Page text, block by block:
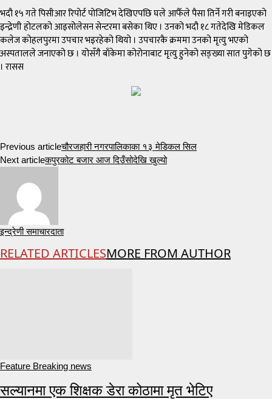
भदौ १५ गते पिसीआर रिपोर्ट पोजिटिभ देखिएपछि घले आफैँले पैसा तिर्ने गरी बनाइएको
इन्द्रेणी होटलको आइसोलेसन सेन्टरमा बसेका थिए । उनको भदौ १८ गतेदेखि मेडिकल
कलेज कोहलपुरमा उपचार भइरहेको थियो । उपचारकै क्रममा उनको मृत्यु भएको
अस्पतालले जनाएको छ । योसँगै बाँकेमा कोरोनाबाट मृत्यु हुनेको सङ्ख्या सात पुगेको छ
। रासस
Previous articleचौरजहारी नगरपालिकाका १३ मेडिकल सिल
Next articleकपुरकोट बजार आज दिउँसोदेखि खुल्यो
इन्द्रेणी समाचारदाता
RELATED ARTICLESMORE FROM AUTHOR
Feature Breaking news
सल्यानमा एक शिक्षक डेरा कोठामा मृत भेटिए